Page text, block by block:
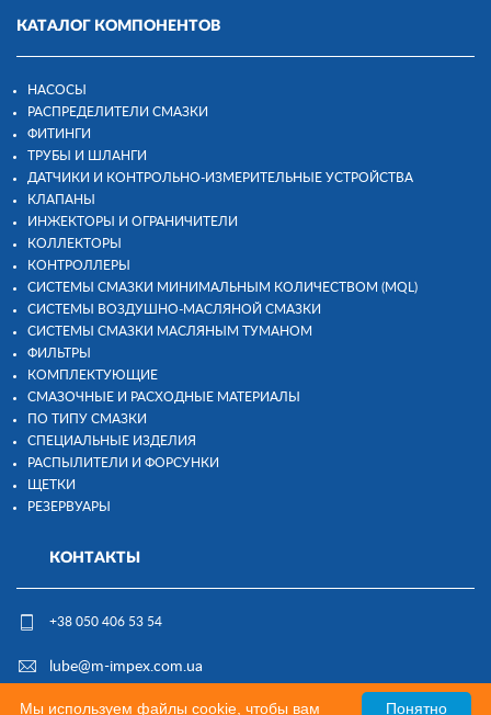
КАТАЛОГ КОМПОНЕНТОВ
НАСОСЫ
РАСПРЕДЕЛИТЕЛИ СМАЗКИ
ФИТИНГИ
ТРУБЫ И ШЛАНГИ
ДАТЧИКИ И КОНТРОЛЬНО-ИЗМЕРИТЕЛЬНЫЕ УСТРОЙСТВА
КЛАПАНЫ
ИНЖЕКТОРЫ И ОГРАНИЧИТЕЛИ
КОЛЛЕКТОРЫ
КОНТРОЛЛЕРЫ
СИСТЕМЫ СМАЗКИ МИНИМАЛЬНЫМ КОЛИЧЕСТВОМ (MQL)
СИСТЕМЫ ВОЗДУШНО-МАСЛЯНОЙ СМАЗКИ
СИСТЕМЫ СМАЗКИ МАСЛЯНЫМ ТУМАНОМ
ФИЛЬТРЫ
КОМПЛЕКТУЮЩИЕ
СМАЗОЧНЫЕ И РАСХОДНЫЕ МАТЕРИАЛЫ
ПО ТИПУ СМАЗКИ
СПЕЦИАЛЬНЫЕ ИЗДЕЛИЯ
РАСПЫЛИТЕЛИ И ФОРСУНКИ
ЩЕТКИ
РЕЗЕРВУАРЫ
КОНТАКТЫ
+38 050 406 53 54
lube@m-impex.com.ua
Понятно
Мы используем файлы cookie, чтобы вам